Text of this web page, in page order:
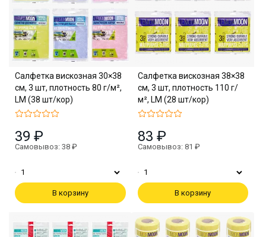
Салфетка вискозная 30×38
см, 3 шт, плотность 80 г/м²,
LM (38 шт/кор)
39 ₽
Самовывоз: 38 ₽
В корзину
Салфетка вискозная 38×38
см, 3 шт, плотность 110 г/
м², LM (28 шт/кор)
83 ₽
Самовывоз: 81 ₽
В корзину